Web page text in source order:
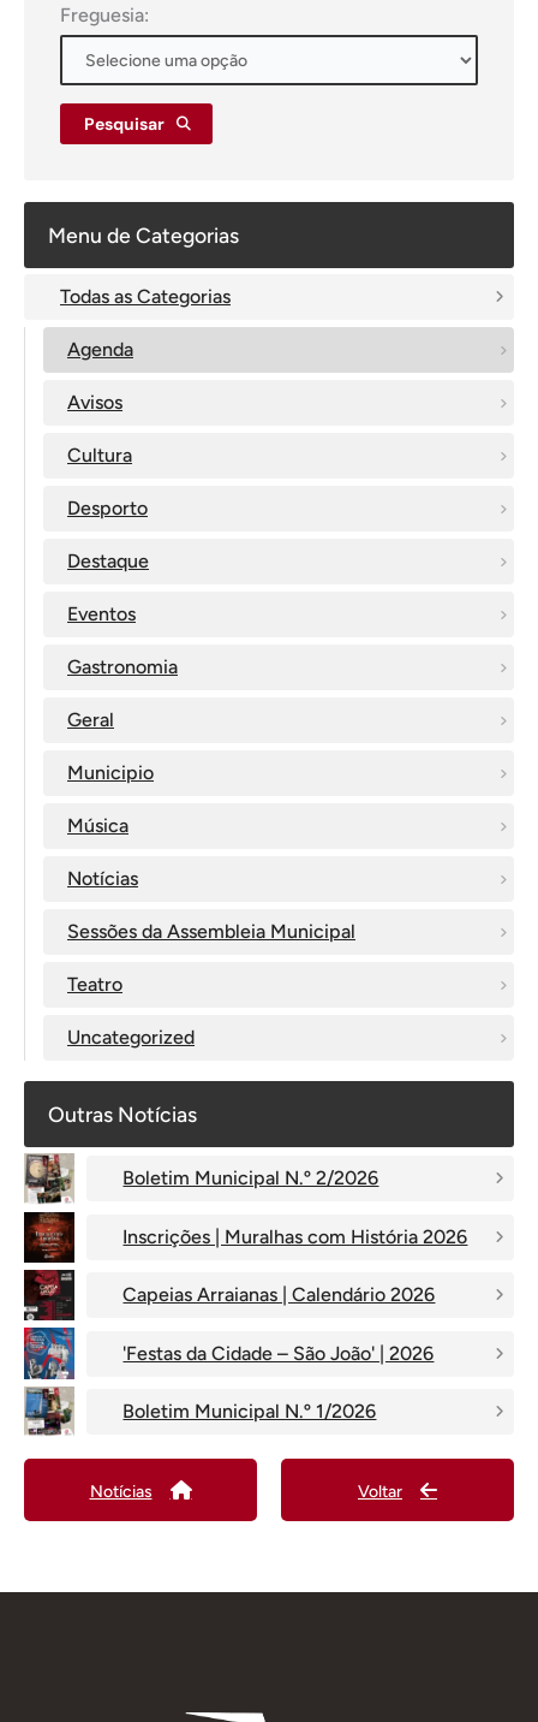
Freguesia:
Pesquisar
Menu de Categorias
Todas as Categorias
Agenda
Avisos
Cultura
Desporto
Destaque
Eventos
Gastronomia
Geral
Municipio
Música
Notícias
Sessões da Assembleia Municipal
Teatro
Uncategorized
Outras Notícias
Boletim Municipal N.º 2/2026
Inscrições | Muralhas com História 2026
Capeias Arraianas | Calendário 2026
'Festas da Cidade – São João' | 2026
Boletim Municipal N.º 1/2026
Notícias Voltar